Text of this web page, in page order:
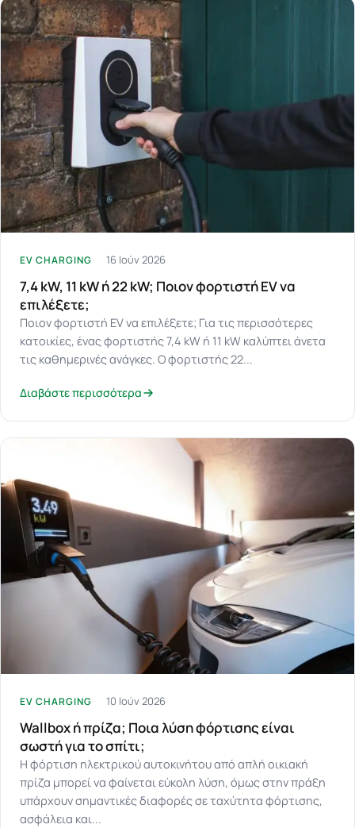
EV CHARGING 16 Ιούν 2026
7,4 kW, 11 kW ή 22 kW; Ποιον φορτιστή EV να
επιλέξετε;
Ποιον φορτιστή EV να επιλέξετε; Για τις περισσότερες
κατοικίες, ένας φορτιστής 7,4 kW ή 11 kW καλύπτει άνετα
τις καθημερινές ανάγκες. Ο φορτιστής 22...
Διαβάστε περισσότερα
EV CHARGING 10 Ιούν 2026
Wallbox ή πρίζα; Ποια λύση φόρτισης είναι
σωστή για το σπίτι;
Η φόρτιση ηλεκτρικού αυτοκινήτου από απλή οικιακή
πρίζα μπορεί να φαίνεται εύκολη λύση, όμως στην πράξη
υπάρχουν σημαντικές διαφορές σε ταχύτητα φόρτισης,
ασφάλεια και...